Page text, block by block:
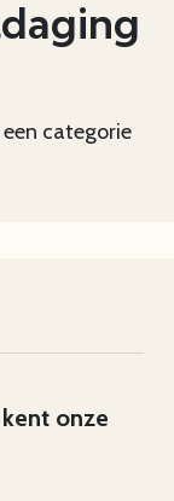
categorie
onze